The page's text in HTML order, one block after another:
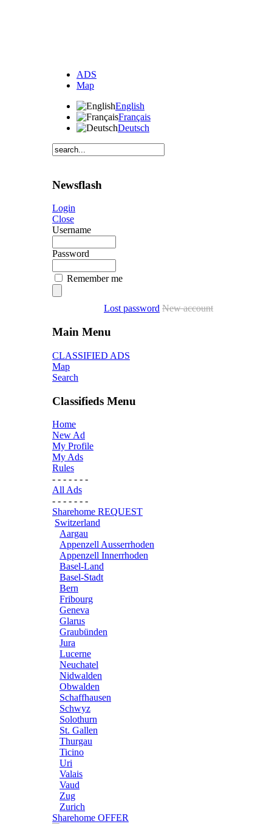
ADS
Map
English
Français
Deutsch
Newsflash
Login
Close
Username
Password
Remember me
Lost password New account
Main Menu
CLASSIFIED ADS
Map
Search
Classifieds Menu
Home
New Ad
My Profile
My Ads
Rules
- - - - - - -
All Ads
- - - - - - -
Sharehome REQUEST
Switzerland
Aargau
Appenzell Ausserrhoden
Appenzell Innerrhoden
Basel-Land
Basel-Stadt
Bern
Fribourg
Geneva
Glarus
Graubünden
Jura
Lucerne
Neuchatel
Nidwalden
Obwalden
Schaffhausen
Schwyz
Solothurn
St. Gallen
Thurgau
Ticino
Uri
Valais
Vaud
Zug
Zurich
Sharehome OFFER